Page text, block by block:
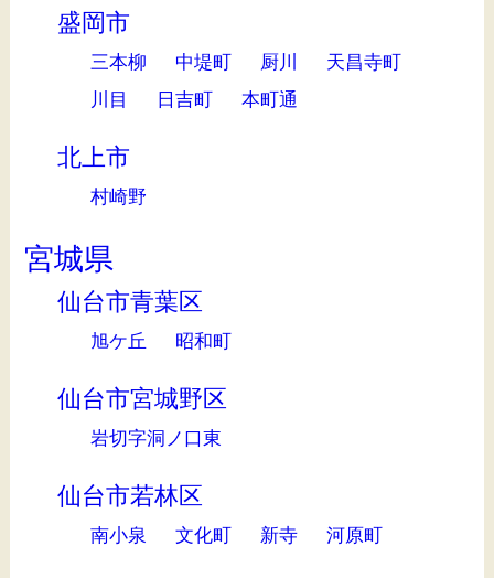
盛岡市
三本柳 中堤町 厨川
天昌寺町
川目
日吉町 本町通
北上市
村崎野
宮城県
仙台市青葉区
旭ケ丘 昭和町
仙台市宮城野区
岩切字洞ノ口東
仙台市若林区
南小泉 文化町 新寺 河原町